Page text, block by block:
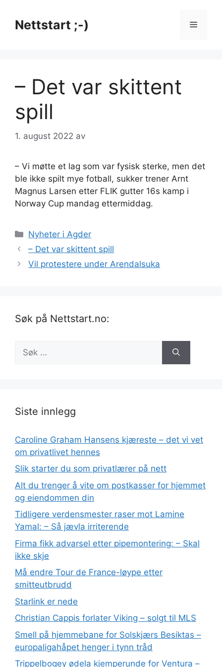
innholdNettstart ;-) Meny
– Det var skittent
spill
1. august 2022 av
– Vi møtte et lag som var fysisk sterke, men det
ble ikke spilt mye fotball, sukker trener Arnt
Magnus Larsen etter FLIK gutter 16s kamp i
Norway Cup mandag ettermiddag.
Kategorier
Nyheter i Agder
– Det var skittent spill
Vil protestere under Arendalsuka
Søk på Nettstart.no:
etter:
Siste innlegg
Caroline Graham Hansens kjæreste – det vi vet
om privatlivet hennes
Slik starter du som privatlærer på nett
Alt du trenger å vite om postkasser for hjemmet
og eiendommen din
Tidligere verdensmester raser mot Lamine
Yamal: – Så jævla irriterende
Firma fikk advarsel etter pipemontering: – Skal
ikke skje
Må endre Tour de France-løype etter
smitteutbrudd
Starlink er nede
Christian Cappis forlater Viking – solgt til MLS
Smell på hjemmebane for Solskjærs Besiktas –
europaligahåpet henger i tynn tråd
Trippelbogey ødela kjemperunde for Ventura –